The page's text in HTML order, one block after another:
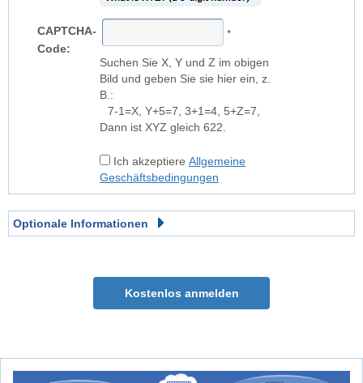
CAPTCHA-
Code:
*
Suchen Sie X, Y und Z im obigen
Bild und geben Sie sie hier ein, z.
B.:
7-1=X, Y+5=7, 3+1=4, 5+Z=7,
Dann ist XYZ gleich 622.
Ich akzeptiere Allgemeine
Geschäftsbedingungen
Optionale Informationen
Kostenlos anmelden